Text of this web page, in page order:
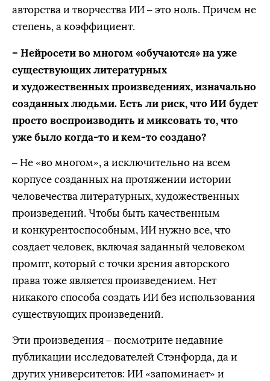
авторства и творчества ИИ – это ноль. Причем не
степень, а коэффициент.
– Нейросети во многом «обучаются» на уже
существующих литературных
и художественных произведениях, изначально
созданных людьми. Есть ли риск, что ИИ будет
просто воспроизводить и миксовать то, что
уже было когда-то и кем-то создано?
– Не «во многом», а исключительно на всем
корпусе созданных на протяжении истории
человечества литературных, художественных
произведений. Чтобы быть качественным
и конкурентоспособным, ИИ нужно все, что
создает человек, включая заданный человеком
промпт, который с точки зрения авторского
права тоже является произведением. Нет
никакого способа создать ИИ без использования
существующих произведений.
Эти произведения – посмотрите недавние
публикации исследователей Стэнфорда, да и
других университетов: ИИ «запоминает» и